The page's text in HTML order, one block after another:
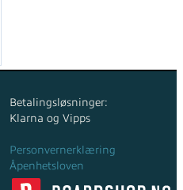
Betalingsløsninger:
Klarna og Vipps
Personvernerklæring
Åpenhetsloven